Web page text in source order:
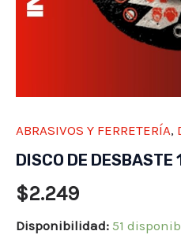
ABRASIVOS Y FERRETERÍA,
DISCO DE
$2.249
Disponibilidad: 51